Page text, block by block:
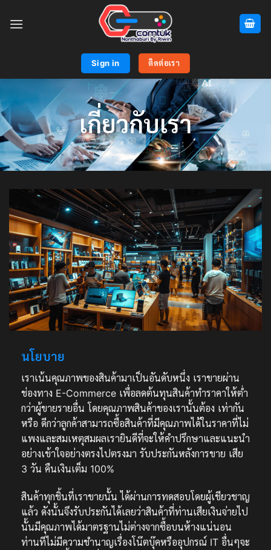
Sign in ติดต่อเรา
เกี่ยวกับเรา
นโยบาย
เราเน้นคุณภาพของสินค้ามาเป็นอันดับหนึ่ง เราขายผ่าน
ช่องทาง E-Commerce เพื่อลดต้นทุนสินค้าทำราคาให้ต่ำ
กว่าผู้ขายรายอื่น โดยคุณภาพสินค้าของเรานั้นต้อง เท่ากัน
หรือ ดีกว่าลูกค้าสามารถซื้อสินค้าที่มีคุณภาพได้ในราคาที่ไม่
แพงและสมเหตุสมผลเรายินดีที่จะให้คำปรึกษาและแนะนำ
อย่างเข้าใจอย่างตรงไปตรงมา รับประกันหลังการขาย เสีย
3 วัน คืนเงินเต็ม 100%
สินค้าทุกชิ้นที่เราขายนั้น ได้ผ่านการทดสอบโดยผู้เชียวชาญ
แล้ว ดังนั้นจึงรับประกันได้เลยว่าสินค้าที่ท่านเสียเงินจ่ายไป
นั้นมีคุณภาพได้มาตรฐานไม่ต่างจากซื้อบนห้างแน่นอน
ท่านทีไม่มีความชำนาญเรื่องโน๊ตบุ๊คหรืออุปกรณ์ IT อื่นๆจะ